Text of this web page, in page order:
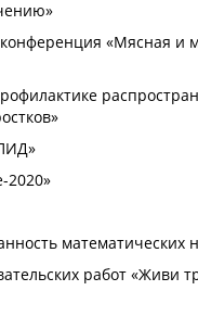
«Мясная
2020»
математических
работ «Живи